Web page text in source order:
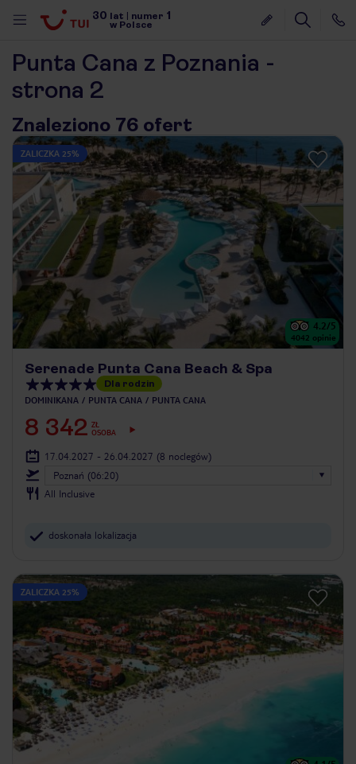
30 lat numer 1
w Polsce
Punta Cana z Poznania -
strona 2
Znaleziono 76 ofert
ZALICZKA 25%
4.2/5
4042 opinie
Serenade Punta Cana Beach & Spa
Dla rodzin
DOMINIKANA PUNTA CANA PUNTA CANA
8 342 ZŁ
OSOBA
17.04.2027 - 26.04.2027 (8 noclegów)
Poznań (06:20)
All Inclusive
doskonała lokalizacja
ZALICZKA 25%